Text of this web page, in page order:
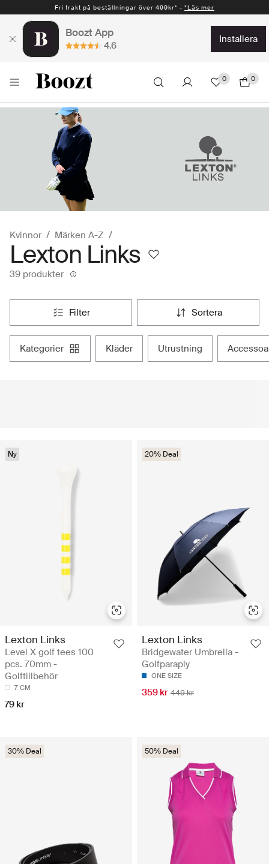
Fri frakt på beställningar över 499kr* - *Läs mer
Boozt App
4.6
installera
0 0
Kvinnor Märken A-Z
Lexton Links
39 produkter
filter sortera
kategorier kläder utrustning
Ny
Lexton Links
Level X golf tees 100
pcs. 70mm -
Golftillbehör
7 CM
79 kr
20% Deal
Lexton Links
Bridgewater Umbrella -
Golfparaply
ONE SIZE
359 kr 449 kr
30% Deal 50% Deal